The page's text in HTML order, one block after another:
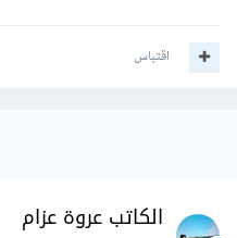
اقتباس
الكاتب عروة عزام